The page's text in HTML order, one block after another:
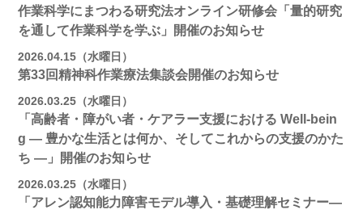
作業科学にまつわる研究法オンライン研修会「量的研究
を通して作業科学を学ぶ」開催のお知らせ
2026.04.15（水曜日）
第33回精神科作業療法集談会開催のお知らせ
2026.03.25（水曜日）
「高齢者・障がい者・ケアラー支援における Well-bein
g ― 豊かな生活とは何か、そしてこれからの支援のかた
ち ―」開催のお知らせ
2026.03.25（水曜日）
「アレン認知能力障害モデル導入・基礎理解セミナー―